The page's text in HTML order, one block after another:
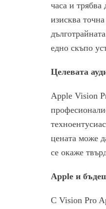
часа и
изисква
едно скъпо
Целевата
Apple Vision
цената може
се окаже
Apple и
С Vision Pro